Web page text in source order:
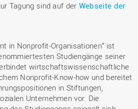
Tagung sind auf der Webseite der
in Nonprofit-Organisationen“ ist
Studiengänge seiner
wirtschaftswissenschaftliche
Nonprofit-Know-how und bereitet
in Stiftungen,
Unternehmen vor. Die